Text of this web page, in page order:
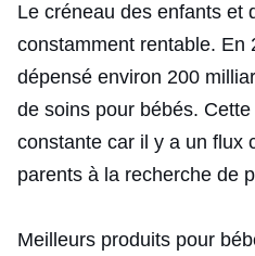
Le créneau des enfants et
constamment rentable. En
dépensé environ 200
de soins pour bébés.
constante car il y a un flux
parents à la recherche de
Meilleurs produits pour